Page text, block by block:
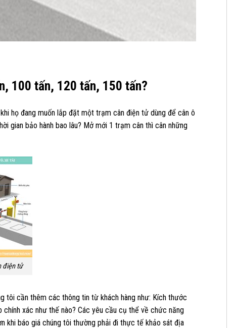
100 tấn, 120 tấn, 150 tấn?
họ đang muốn lắp đặt một trạm cân điện tử dùng để cân ô
gian bảo hành bao lâu? Mở mới 1 trạm cân thì cân những
điện tử
tôi cần thêm các thông tin từ khách hàng như: Kích thước
xác như thế nào? Các yêu cầu cụ thể về chức năng
khi báo giá chúng tôi thường phải đi thực tế khảo sát địa